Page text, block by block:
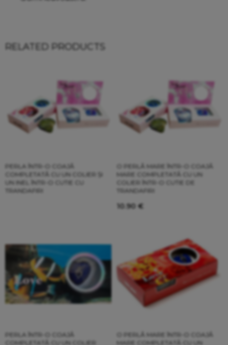
RELATED PRODUCTS
PERLA ÎNTR-O COAJĂ
COMPLETATĂ CU UN COLIER ȘI
UN INEL ÎNTR-O CUTIE CU
TRANDAFIRI
O PERLĂ MARE ÎNTR-O COAJĂ
MARE COMPLETATĂ CU UN
COLIER ÎNTR-O CUTIE DE
TRANDAFIRI
10.90 €
PERLA ÎNTR-O COAJĂ
COMPLETATĂ CU UN COLIER
O PERLĂ MARE ÎNTR-O COAJĂ
MARE COMPLETATĂ CU UN